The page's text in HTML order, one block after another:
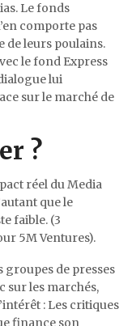
Le fonds
comporte pas
de leurs poulains.
le fond Express
lui
sur le marché de
?
réel du Media
que le
faible. (3
5M Ventures).
groupes de presses
sur les marchés,
: Les critiques
finance son